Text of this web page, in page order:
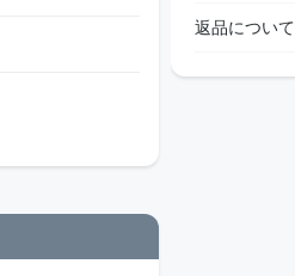
返品について